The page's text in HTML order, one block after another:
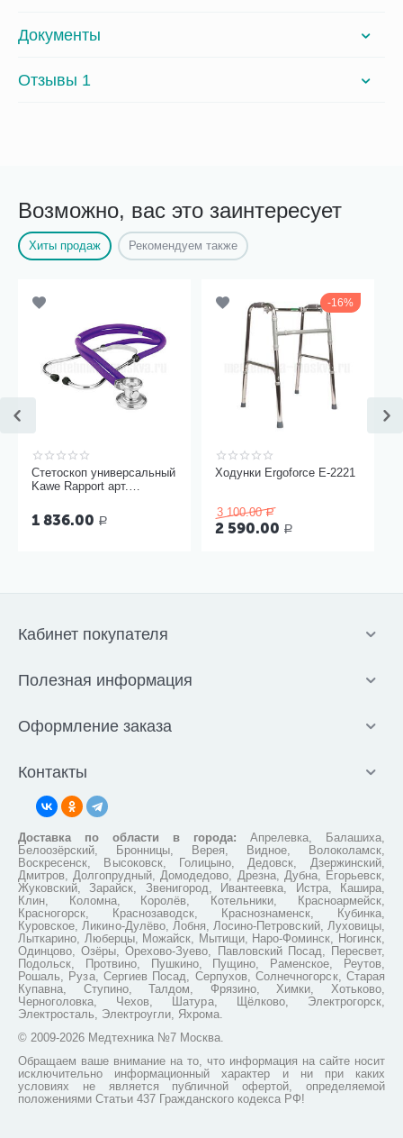
Документы
Отзывы 1
Возможно, вас это заинтересует
Хиты продаж Рекомендуем также
Стетоскоп универсальный
Kawe Rapport арт.
1 836.00 Р
16%
Ходунки Ergoforce Е-2221
3 100.00 Р
2 590.00 Р
Кабинет покупателя
Полезная информация
Оформление заказа
Контакты
Доставка по области в города: Апрелевка, Балашиха,
Белоозёрский, Бронницы, Верея, Видное, Волоколамск,
Воскресенск, Высоковск, Голицыно, Дедовск, Дзержинский,
Дмитров, Долгопрудный, Домодедово, Дрезна, Дубна, Егорьевск,
Жуковский, Зарайск, Звенигород, Ивантеевка, Истра, Кашира,
Клин, Коломна, Королёв, Котельники, Красноармейск,
Красногорск, Краснозаводск, Краснознаменск, Кубинка,
Куровское, Ликино-Дулёво, Лобня, Лосино-Петровский, Луховицы,
Лыткарино, Люберцы, Можайск, Мытищи, Наро-Фоминск, Ногинск,
Одинцово, Озёры, Орехово-Зуево, Павловский Посад, Пересвет,
Подольск, Протвино, Пушкино, Пущино, Раменское, Реутов,
Рошаль, Руза, Сергиев Посад, Серпухов, Солнечногорск, Старая
Купавна, Ступино, Талдом, Фрязино, Химки, Хотьково,
Черноголовка, Чехов, Шатура, Щёлково, Электрогорск,
Электросталь, Электроугли, Яхрома.
© 2009-2026 Медтехника №7 Москва.
Обращаем ваше внимание на то, что информация на сайте носит
исключительно информационный характер и ни при каких
условиях не является публичной офертой, определяемой
положениями Статьи 437 Гражданского кодекса РФ!